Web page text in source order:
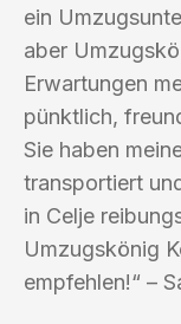
ein
aber
Erwartungen
pünktlich,
Sie haben
transportiert
in Celje
Umzugskönig
empfehlen!“ –